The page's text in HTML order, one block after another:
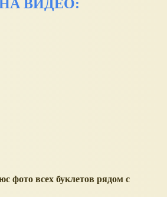
ВИДЕО:
фото всех буклетов рядом с